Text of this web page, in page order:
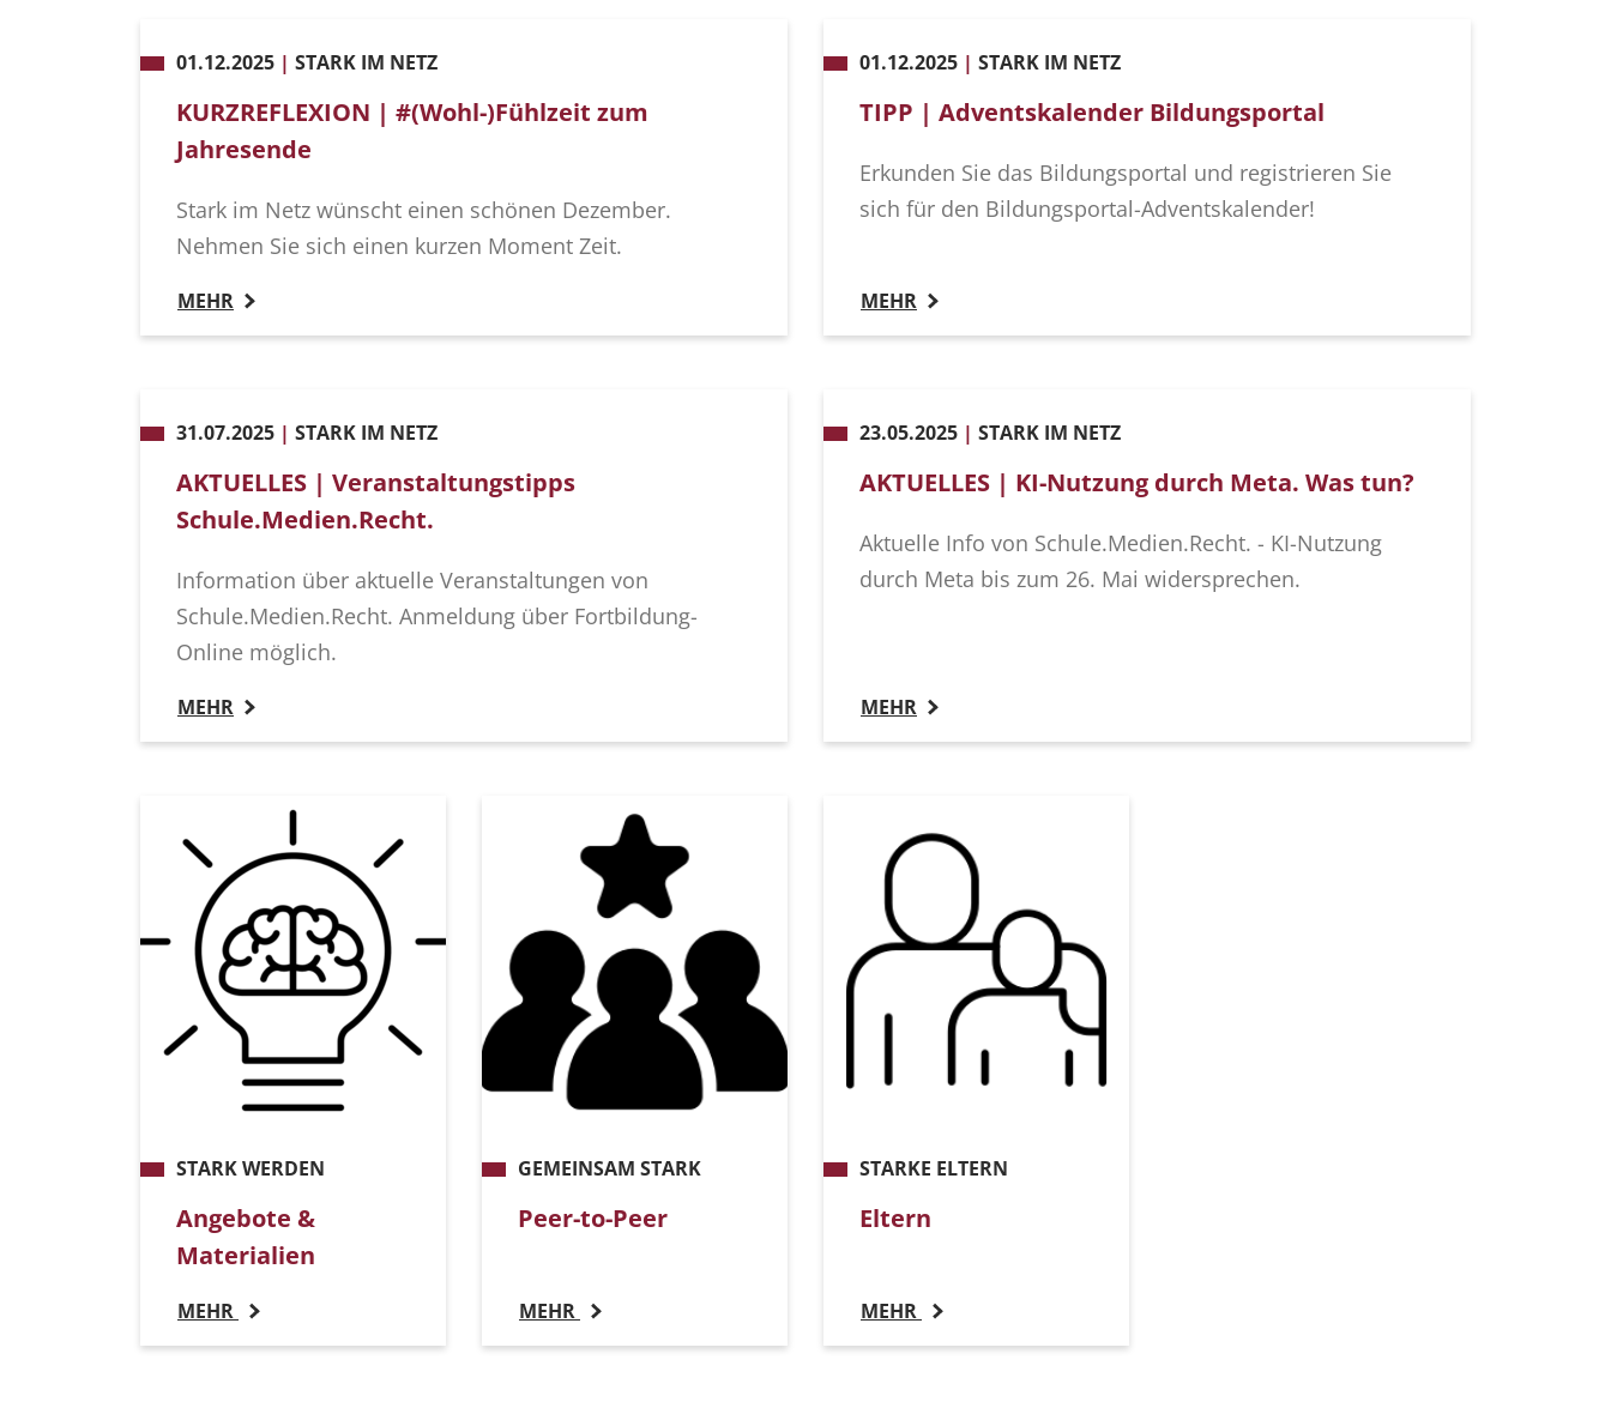
01.12.2025 | STARK IM NETZ
KURZREFLEXION | #(Wohl-)Fühlzeit zum
Jahresende
Stark im Netz wünscht einen schönen Dezember.
Nehmen Sie sich einen kurzen Moment Zeit.
MEHR
01.12.2025 | STARK IM NETZ
TIPP | Adventskalender Bildungsportal
Erkunden Sie das Bildungsportal und registrieren Sie
sich für den Bildungsportal-Adventskalender!
MEHR
31.07.2025 | STARK IM NETZ
AKTUELLES | Veranstaltungstipps
Schule.Medien.Recht.
Information über aktuelle Veranstaltungen von
Schule.Medien.Recht. Anmeldung über Fortbildung-
Online möglich.
MEHR
23.05.2025 | STARK IM NETZ
AKTUELLES | KI-Nutzung durch Meta. Was tun?
Aktuelle Info von Schule.Medien.Recht. - KI-Nutzung
durch Meta bis zum 26. Mai widersprechen.
MEHR
STARK WERDEN
Angebote &
Materialien
MEHR
GEMEINSAM STARK
Peer-to-Peer
MEHR
STARKE ELTERN
Eltern
MEHR